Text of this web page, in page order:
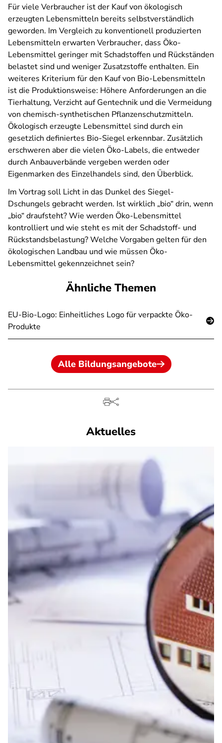
Für viele Verbraucher ist der Kauf von ökologisch
erzeugten Lebensmitteln bereits selbstverständlich
geworden. Im Vergleich zu konventionell produzierten
Lebensmitteln erwarten Verbraucher, dass Öko-
Lebensmittel geringer mit Schadstoffen und Rückständen
belastet sind und weniger Zusatzstoffe enthalten. Ein
weiteres Kriterium für den Kauf von Bio-Lebensmitteln
ist die Produktionsweise: Höhere Anforderungen an die
Tierhaltung, Verzicht auf Gentechnik und die Vermeidung
von chemisch-synthetischen Pflanzenschutzmitteln.
Ökologisch erzeugte Lebensmittel sind durch ein
gesetzlich definiertes Bio-Siegel erkennbar. Zusätzlich
erschweren aber die vielen Öko-Labels, die entweder
durch Anbauverbände vergeben werden oder
Eigenmarken des Einzelhandels sind, den Überblick.
Im Vortrag soll Licht in das Dunkel des Siegel-
Dschungels gebracht werden. Ist wirklich „bio“ drin, wenn
„bio“ draufsteht? Wie werden Öko-Lebensmittel
kontrolliert und wie steht es mit der Schadstoff- und
Rückstandsbelastung? Welche Vorgaben gelten für den
ökologischen Landbau und wie müssen Öko-
Lebensmittel gekennzeichnet sein?
Ähnliche Themen
EU-Bio-Logo: Einheitliches Logo für verpackte Öko-
Produkte
Alle Bildungsangebote
Aktuelles